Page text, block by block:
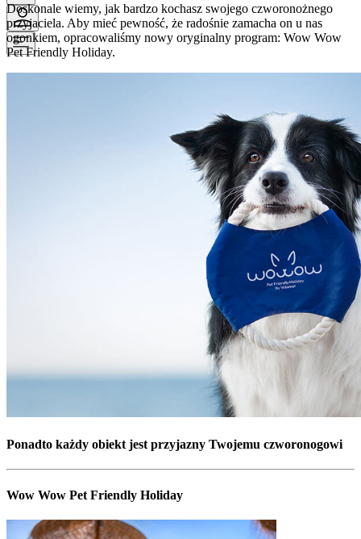
Doskonale wiemy, jak bardzo kochasz swojego czworonożnego
przyjaciela. Aby mieć pewność, że radośnie zamacha on u nas
ogonkiem, opracowaliśmy nowy oryginalny program: Wow Wow
Pet Friendly Holiday.
Ponadto każdy obiekt jest przyjazny Twojemu czworonogowi
Wow Wow Pet Friendly Holiday